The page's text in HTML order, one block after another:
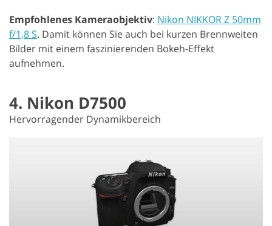
Empfohlenes Kameraobjektiv: Nikon NIKKOR Z 50mm
f/1,8 S. Damit können Sie auch bei kurzen Brennweiten
Bilder mit einem faszinierenden Bokeh-Effekt
aufnehmen.
4. Nikon D7500
Hervorragender Dynamikbereich